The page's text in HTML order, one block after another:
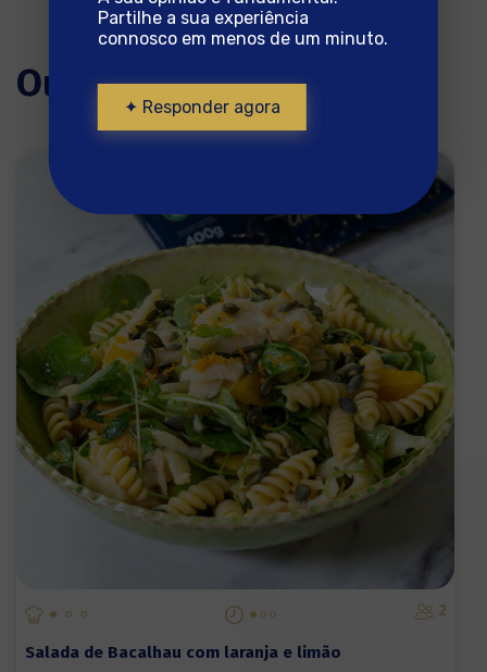
Outras receitas
2
Salada de Bacalhau com laranja e limão
Partilhe a sua experiência
connosco em menos de um minuto.
✦ Responder agora